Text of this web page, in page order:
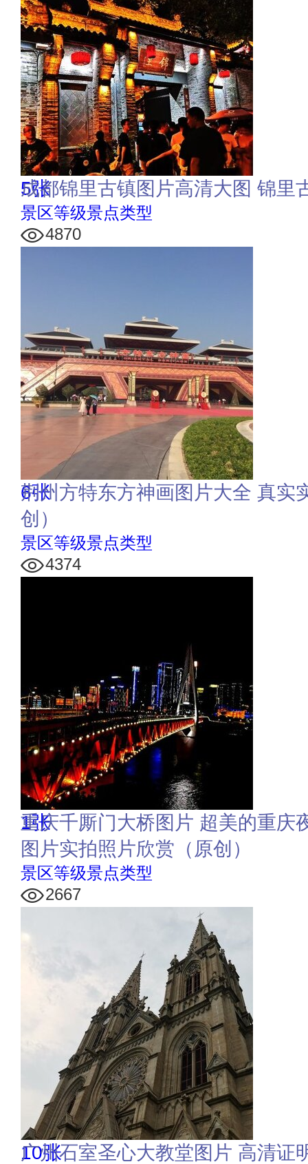
5张
成都锦里古镇图片高清大图 锦里
景区等级景点类型
4870
6张
荆州方特东方神画图片大全 真实
创）
景区等级景点类型
4374
1张
重庆千厮门大桥图片 超美的重庆
图片实拍照片欣赏（原创）
景区等级景点类型
2667
10张
广州石室圣心大教堂图片 高清证